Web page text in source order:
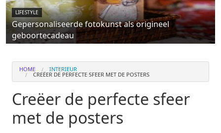
LIFESTYLE
Gepersonaliseerde fotokunst als origineel
geboortecadeau
HOME INTERIEUR
CREËER DE PERFECTE SFEER MET DE POSTERS
Creëer de perfecte sfeer
met de posters